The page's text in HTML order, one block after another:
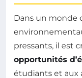
Dans un monde
pressants, il est
opportunités
étudiants et aux